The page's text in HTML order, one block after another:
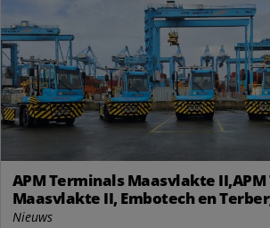
APM Terminals Maasvlakte
Maasvlakte II, Embotech en
Automatische Terminal Tractors
Nieuws